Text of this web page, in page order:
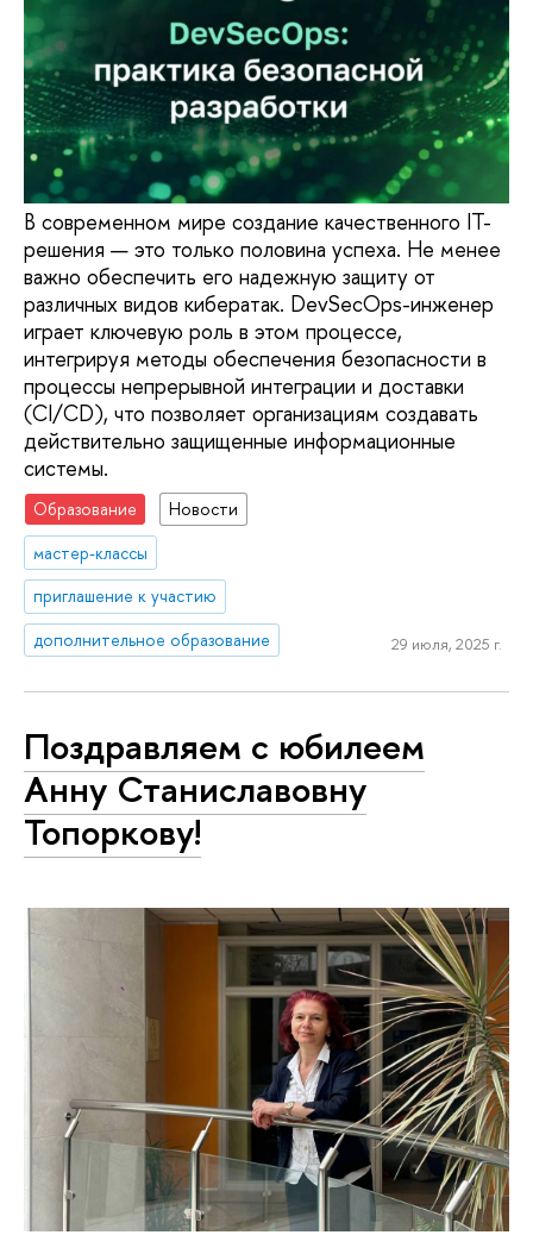
В современном мире создание качественного IT-
решения — это только половина успеха. Не менее
важно обеспечить его надежную защиту от
различных видов кибератак. DevSecOps-инженер
играет ключевую роль в этом процессе,
интегрируя методы обеспечения безопасности в
процессы непрерывной интеграции и доставки
(CI/CD), что позволяет организациям создавать
действительно защищенные информационные
системы.
Образование
Новости
мастер-классы
приглашение к участию
дополнительное образование
29 июля, 2025 г.
Поздравляем с юбилеем
Анну Станиславовну
Топоркову!